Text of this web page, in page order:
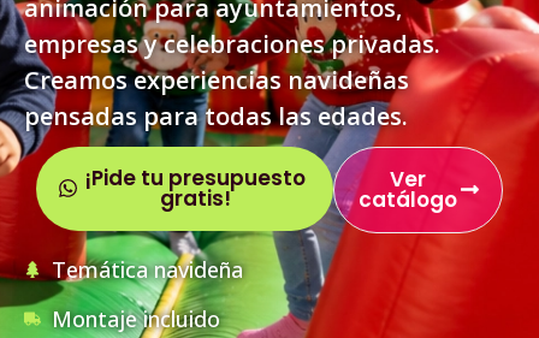
animación para ayuntamientos,
empresas y celebraciones privadas.
Creamos experiencias navideñas
pensadas para todas las edades.
¡Pide tu presupuesto
gratis!
Ver
catálogo
Temática navideña
Montaje incluido